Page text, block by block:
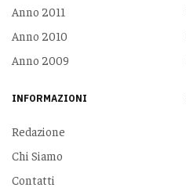
Anno 2011
Anno 2010
Anno 2009
INFORMAZIONI
Redazione
Chi Siamo
Contatti